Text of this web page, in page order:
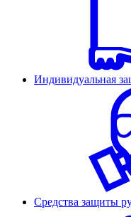
Индивидуальная
Средства защиты